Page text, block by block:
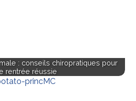
: conseils chiropratiques pour
rentrée réussie